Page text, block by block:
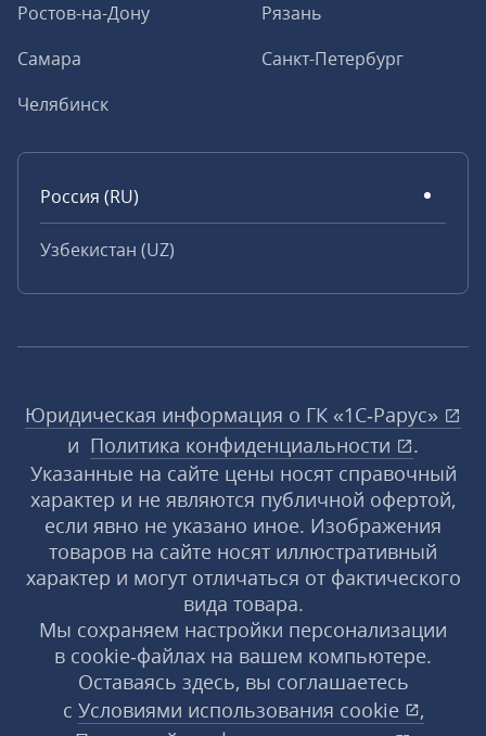
Ростов-на-Дону
Рязань
Самара
Санкт-Петербург
Челябинск
Россия (RU)
Узбекистан (UZ)
Юридическая информация о ГК «1С‑Рарус»
и Политика конфиденциальности
.
Указанные на сайте цены носят справочный
характер и не являются публичной офертой,
если явно не указано иное. Изображения
товаров на сайте носят иллюстративный
характер и могут отличаться от фактического
вида товара.
Мы сохраняем настройки персонализации
в cookie‑файлах на вашем компьютере.
Оставаясь здесь, вы соглашаетесь
с Условиями использования cookie
,